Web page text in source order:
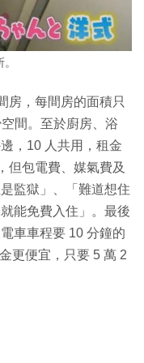
房，每間房的面積只
間。至於廚房、浴
，10 人共用，租金
但包電費、媒氣費及
監獄」、「難道想住
能免費入住」。最後
車車程要 10 分鐘的
更便宜，只要 5 萬 2